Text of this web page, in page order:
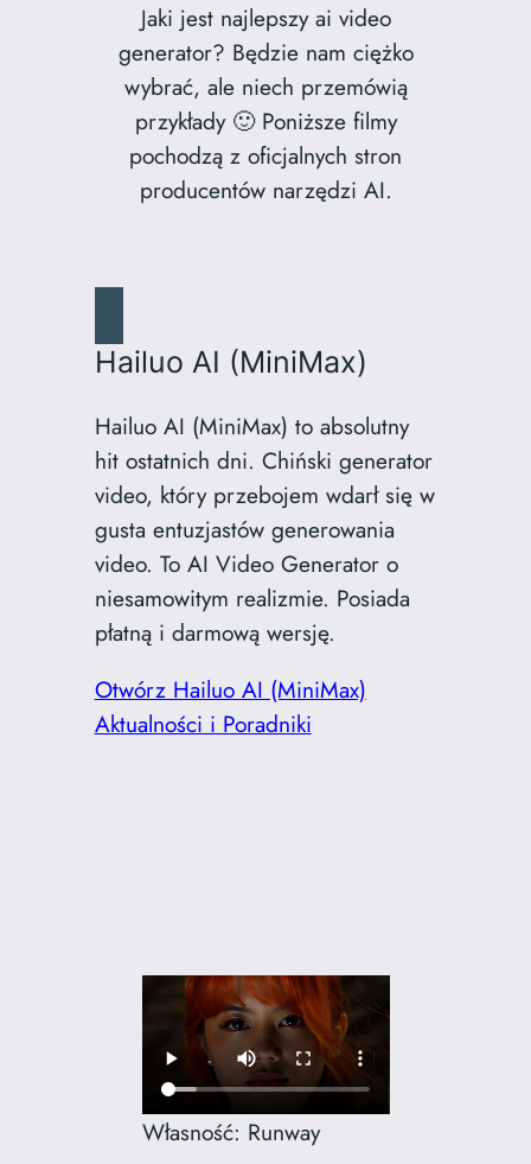
Jaki jest najlepszy ai video
generator? Będzie nam ciężko
wybrać, ale niech przemówią
przykłady 🙂 Poniższe filmy
pochodzą z oficjalnych stron
producentów narzędzi AI.
Hailuo AI (MiniMax)
Hailuo AI (MiniMax) to absolutny
hit ostatnich dni. Chiński generator
video, który przebojem wdarł się w
gusta entuzjastów generowania
video. To AI Video Generator o
niesamowitym realizmie. Posiada
płatną i darmową wersję.
Otwórz Hailuo AI (MiniMax)
Aktualności i Poradniki
Własność: Runway